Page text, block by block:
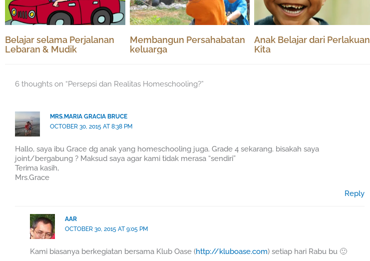
Belajar selama Perjalanan
Lebaran & Mudik
Membangun Persahabatan
keluarga
Anak Belajar dari Perlakuan
Kita
6 thoughts on “Persepsi dan Realitas Homeschooling?”
MRS.MARIA GRACIA BRUCE
OCTOBER 30, 2015 AT 8:38 PM
Hallo, saya ibu Grace dg anak yang homeschooling juga. Grade 4 sekarang. bisakah saya
joint/bergabung ? Maksud saya agar kami tidak merasa “sendiri”
Terima kasih,
Mrs.Grace
Reply
AAR
OCTOBER 30, 2015 AT 9:05 PM
Kami biasanya berkegiatan bersama Klub Oase (http://kluboase.com) setiap hari Rabu bu 🙂